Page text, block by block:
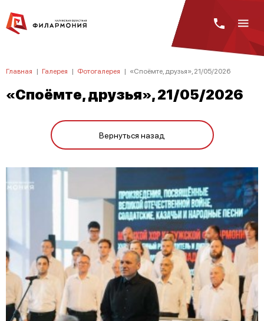
Главная | Галерея | Фотогалерея | «Споёмте, друзья», 21/05/2026
«Споёмте, друзья», 21/05/2026
Вернуться назад